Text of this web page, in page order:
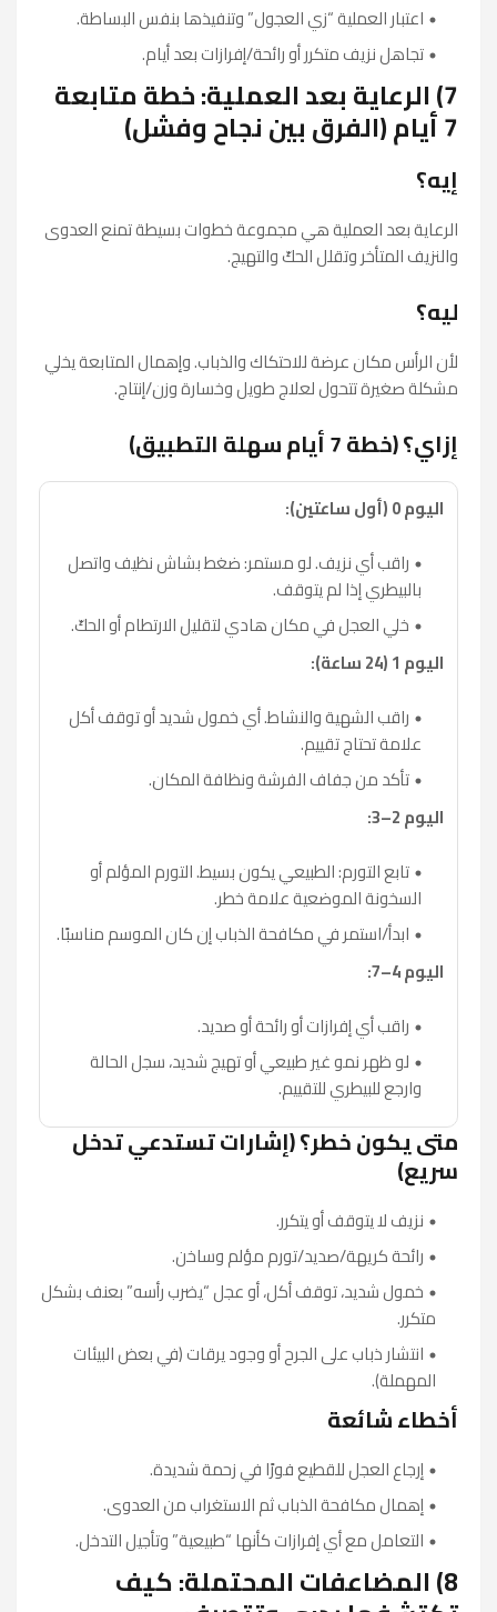
اعتبار العملية “زي العجول” وتنفيذها بنفس البساطة.
تجاهل نزيف متكرر أو رائحة/إفرازات بعد أيام.
7) الرعاية بعد العملية: خطة متابعة
7 أيام (الفرق بين نجاح وفشل)
إيه؟
الرعاية بعد العملية هي مجموعة خطوات بسيطة تمنع العدوى
والنزيف المتأخر وتقلل الحكّ والتهيج.
ليه؟
لأن الرأس مكان عرضة للاحتكاك والذباب. وإهمال المتابعة يخلي
مشكلة صغيرة تتحول لعلاج طويل وخسارة وزن/إنتاج.
إزاي؟ (خطة 7 أيام سهلة التطبيق)
اليوم 0 (أول ساعتين):
راقب أي نزيف. لو مستمر: ضغط بشاش نظيف واتصل
بالبيطري إذا لم يتوقف.
خلي العجل في مكان هادي لتقليل الارتطام أو الحكّ.
اليوم 1 (24 ساعة):
راقب الشهية والنشاط. أي خمول شديد أو توقف أكل
علامة تحتاج تقييم.
تأكد من جفاف الفرشة ونظافة المكان.
اليوم 2–3:
تابع التورم: الطبيعي يكون بسيط. التورم المؤلم أو
السخونة الموضعية علامة خطر.
ابدأ/استمر في مكافحة الذباب إن كان الموسم مناسبًا.
اليوم 4–7:
راقب أي إفرازات أو رائحة أو صديد.
لو ظهر نمو غير طبيعي أو تهيج شديد، سجل الحالة
وارجع للبيطري للتقييم.
متى يكون خطر؟ (إشارات تستدعي تدخل
سريع)
نزيف لا يتوقف أو يتكرر.
رائحة كريهة/صديد/تورم مؤلم وساخن.
خمول شديد، توقف أكل، أو عجل “يضرب رأسه” بعنف بشكل
متكرر.
انتشار ذباب على الجرح أو وجود يرقات (في بعض البيئات
المهملة).
أخطاء شائعة
إرجاع العجل للقطيع فورًا في زحمة شديدة.
إهمال مكافحة الذباب ثم الاستغراب من العدوى.
التعامل مع أي إفرازات كأنها “طبيعية” وتأجيل التدخل.
8) المضاعفات المحتملة: كيف